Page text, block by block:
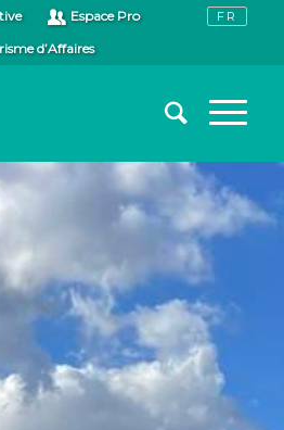
Espace Pro
d’Affaires